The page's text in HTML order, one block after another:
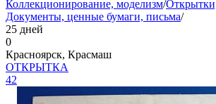
Коллекционирование, моделизм/
Документы, ценные бумаги, письма/
25 дней
0
Красноярск, Красмаш
ОТКРЫТКА
42